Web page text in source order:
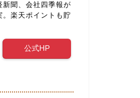
新聞、会社四季報が
。楽天ポイントも貯
公式HP